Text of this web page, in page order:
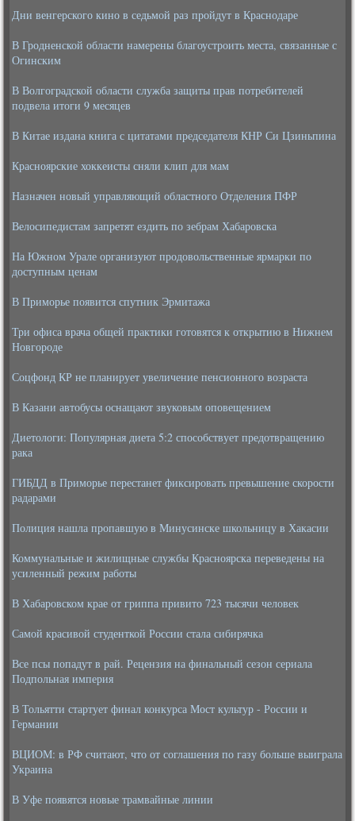
Дни венгерского кино в седьмой раз пройдут в Краснодаре
В Гродненской области намерены благоустроить места, связанные с
Огинским
В Волгоградской области служба защиты прав потребителей
подвела итоги 9 месяцев
В Китае издана книга с цитатами председателя КНР Си Цзиньпина
Красноярские хоккеисты сняли клип для мам
Назначен новый управляющий областного Отделения ПФР
Велосипедистам запретят ездить по зебрам Хабаровска
На Южном Урале организуют продовольственные ярмарки по
доступным ценам
В Приморье появится спутник Эрмитажа
Три офиса врача общей практики готовятся к открытию в Нижнем
Новгороде
Соцфонд КР не планирует увеличение пенсионного возраста
В Казани автобусы оснащают звуковым оповещением
Диетологи: Популярная диета 5:2 способствует предотвращению
рака
ГИБДД в Приморье перестанет фиксировать превышение скорости
радарами
Полиция нашла пропавшую в Минусинске школьницу в Хакасии
Коммунальные и жилищные службы Красноярска переведены на
усиленный режим работы
В Хабаровском крае от гриппа привито 723 тысячи человек
Самой красивой студенткой России стала сибирячка
Все псы попадут в рай. Рецензия на финальный сезон сериала
Подпольная империя
В Тольятти стартует финал конкурса Мост культур - России и
Германии
ВЦИОМ: в РФ считают, что от соглашения по газу больше выиграла
Украина
В Уфе появятся новые трамвайные линии